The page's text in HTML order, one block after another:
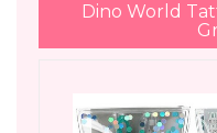
Dino World